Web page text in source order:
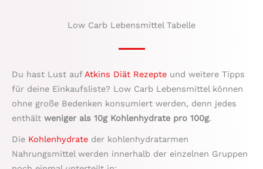
Low Carb Lebensmittel Tabelle
Du hast Lust auf Atkins Diät Rezepte und weitere Tipps
für deine Einkaufsliste? Low Carb Lebensmittel können
ohne große Bedenken konsumiert werden, denn jedes
enthält weniger als 10g Kohlenhydrate pro 100g.
Die Kohlenhydrate der kohlenhydratarmen
Nahrungsmittel werden innerhalb der einzelnen Gruppen